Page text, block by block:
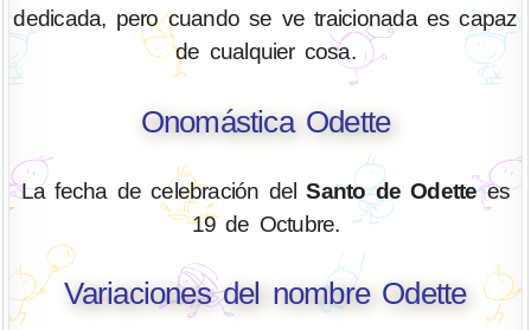
dedicada, pero cuando se ve traicionada es capaz
de cualquier cosa.
Onomástica Odette
La fecha de celebración delSanto de Odettees
19 de Octubre.
Variaciones del nombre Odette